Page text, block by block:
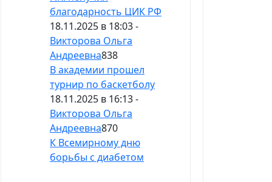
благодарность ЦИК РФ
18.11.2025 в 18:03 -
Викторова Ольга
Андреевна838
В академии прошел
турнир по баскетболу
18.11.2025 в 16:13 -
Викторова Ольга
Андреевна870
К Всемирному дню
борьбы с диабетом